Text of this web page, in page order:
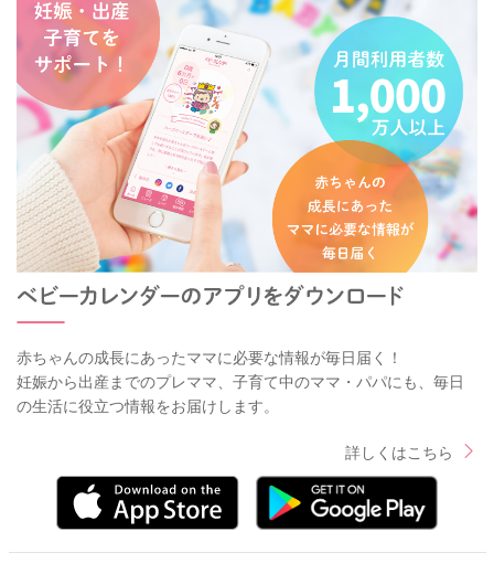
赤ちゃんの成長にあったママに必要な情報が毎日届く！
妊娠から出産までのプレママ、子育て中のママ・パパにも、毎日
の生活に役立つ情報をお届けします。
詳しくはこちら